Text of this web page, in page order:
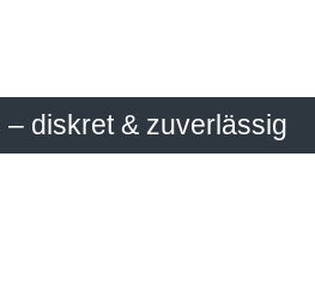
– diskret & zuverlässig